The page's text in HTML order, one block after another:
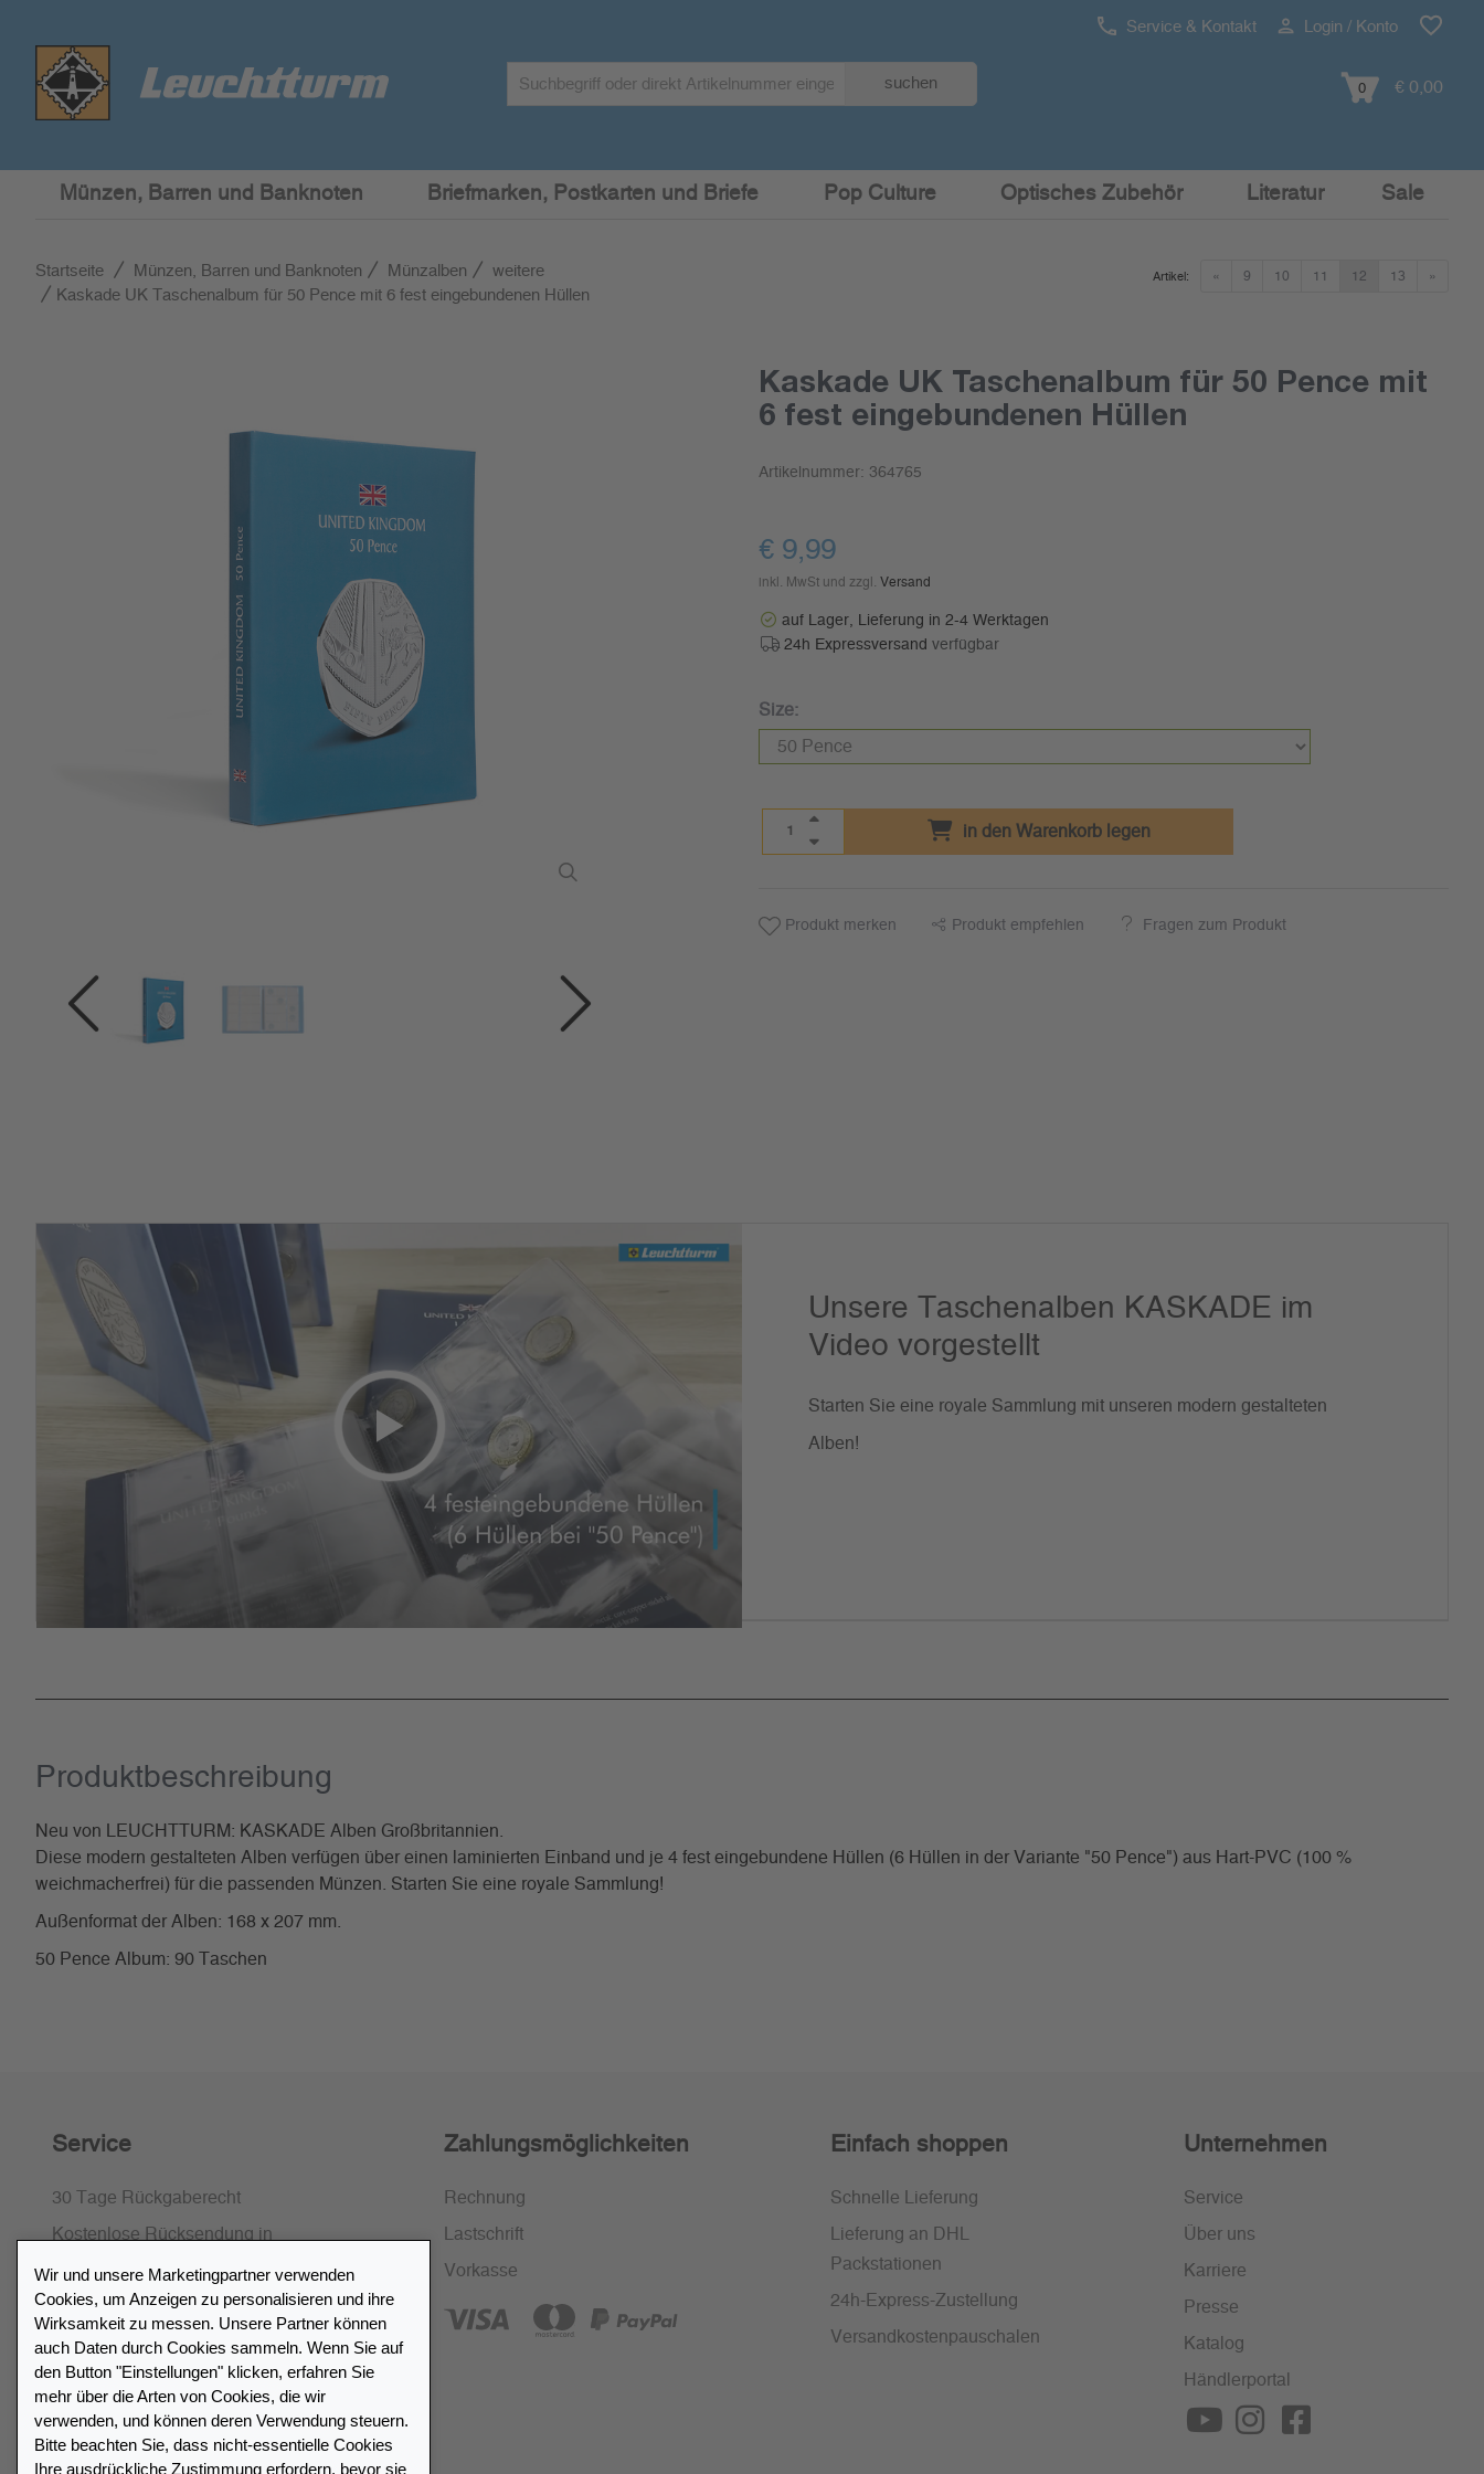
Service & Kontakt Login / Konto
suchen 0 € 0,00
Münzen, Barren und Banknoten Briefmarken, Postkarten und Briefe Pop Culture Optisches Zubehör Literatur Sale
Startseite Münzen, Barren und Banknoten Münzalben
weitere
Kaskade UK Taschenalbum für 50 Pence mit 6 fest eingebundenen Hüllen
« 9 10 11 12 13 »
Artikel:
Kaskade UK Taschenalbum für 50 Pence mit
6 fest eingebundenen Hüllen
Artikelnummer: 364765
€ 9,99
inkl. MwSt und zzgl. Versand
auf Lager, Lieferung in 2-4 Werktagen
24h Expressversand verfügbar
Size:
in den Warenkorb legen
Produkt merken Produkt empfehlen Fragen zum Produkt
Unsere Taschenalben KASKADE im
Video vorgestellt
Starten Sie eine royale Sammlung mit unseren modern gestalteten
Alben!
Produkt­beschreibung
Neu von LEUCHTTURM: KASKADE Alben Großbritannien.
Diese modern gestalteten Alben verfügen über einen laminierten Einband und je 4 fest eingebundene Hüllen (6 Hüllen in der Variante "50 Pence") aus Hart-PVC (100 %
weichmacherfrei) für die passenden Münzen. Starten Sie eine royale Sammlung!
Außenformat der Alben: 168 x 207 mm.
50 Pence Album: 90 Taschen
Service
30 Tage Rückgaberecht
Kostenlose Rücksendung in
SSL-Verschlüsselung
Zahlungsmöglichkeiten
Rechnung
Lastschrift
Vorkasse
Einfach shoppen
Schnelle Lieferung
Lieferung an DHL
Packstationen
24h-Express-Zustellung
Versandkostenpauschalen
Unternehmen
Service
Über uns
Karriere
Presse
Katalog
Händlerportal
Wir und unsere Marketingpartner verwenden
Cookies, um Anzeigen zu personalisieren und ihre
Wirksamkeit zu messen. Unsere Partner können
auch Daten durch Cookies sammeln. Wenn Sie auf
den Button "Einstellungen" klicken, erfahren Sie
mehr über die Arten von Cookies, die wir
verwenden, und können deren Verwendung steuern.
Bitte beachten Sie, dass nicht-essentielle Cookies
Ihre ausdrückliche Zustimmung erfordern, bevor sie